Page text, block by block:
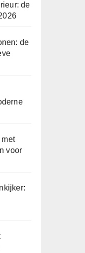
de
de
met
voor